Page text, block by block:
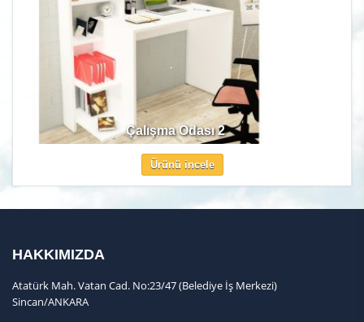
Çalışma Odası 2
Ürünü incele
HAKKIMIZDA
Atatürk Mah. Vatan Cad. No:23/47 (Belediye İş Merkezi)
Sincan/ANKARA